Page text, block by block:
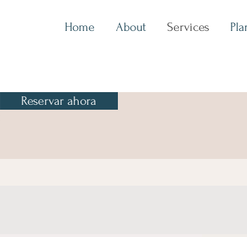
Home About Services
Reservar ahora